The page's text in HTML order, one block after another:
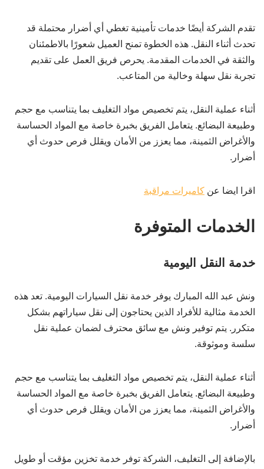
تقدم الشركة أيضًا خدمات تأمينية تغطي أي أضرار محتملة قد
تحدث أثناء النقل. هذه الخطوة تمنح العميل شعورًا بالاطمئنان
والثقة في الخدمات المقدمة. يحرص فريق العمل على تقديم
تجربة نقل سهلة وخالية من المتاعب.
أثناء عملية النقل، يتم تخصيص مواد التغليف بما يتناسب مع حجم
وطبيعة البضائع. يتعامل الفريق بخبرة خاصة مع المواد الحساسة
والأغراض الثمينة، مما يعزز من الأمان ويقلل فرص حدوث أي
أضرار.
اقرا ايضا عن كاميرات مراقبة
الخدمات المتوفرة
خدمة النقل اليومية
ونش عبد الله المبارك يوفر خدمة نقل السيارات اليومية. تعد هذه
الخدمة مثالية للأفراد الذين يحتاجون إلى نقل سياراتهم بشكل
متكرر. يتم توفير ونش مع سائق محترف لضمان عملية نقل
سلسة وموثوقة.
أثناء عملية النقل، يتم تخصيص مواد التغليف بما يتناسب مع حجم
وطبيعة البضائع. يتعامل الفريق بخبرة خاصة مع المواد الحساسة
والأغراض الثمينة، مما يعزز من الأمان ويقلل فرص حدوث أي
أضرار.
بالإضافة إلى التغليف، الشركة توفر خدمة تخزين مؤقت أو طويل